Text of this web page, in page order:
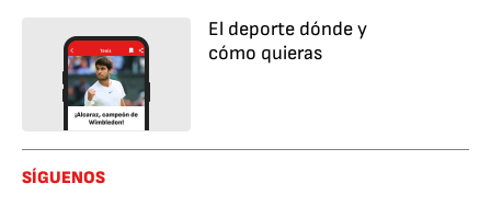
El deporte dónde y
cómo quieras
SÍGUENOS